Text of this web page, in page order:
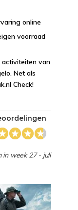
online
voorraad
activiteiten van
Net als
Check!
in week 27 - juli